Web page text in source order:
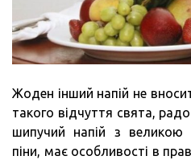
Жоден інший напій не
такого відчуття свята,
шипучий напій з великою
піни, має особливості в